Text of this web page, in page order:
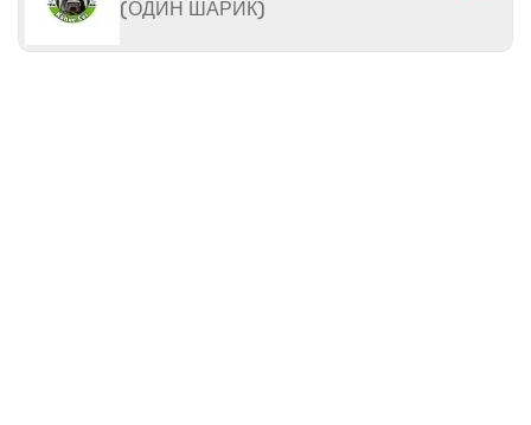
(ОДИН ШАРИК)